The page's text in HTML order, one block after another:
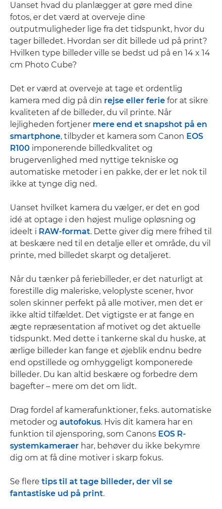
Uanset hvad du planlægger at gøre med dine
fotos, er det værd at overveje dine
outputmuligheder lige fra det tidspunkt, hvor du
tager billedet. Hvordan ser dit billede ud på print?
Hvilken type billeder ville se bedst ud på en 14 x 14
cm Photo Cube?
Det er værd at overveje at tage et ordentlig
kamera med dig på din rejse eller ferie for at sikre
kvaliteten af de billeder, du vil printe. Når
lejligheden fortjener mere end et snapshot på en
smartphone, tilbyder et kamera som Canon EOS
R100 imponerende billedkvalitet og
brugervenlighed med nyttige tekniske og
automatiske metoder i en pakke, der er let nok til
ikke at tynge dig ned.
Uanset hvilket kamera du vælger, er det en god
idé at optage i den højest mulige opløsning og
ideelt i RAW-format. Dette giver dig mere frihed til
at beskære ned til en detalje eller et område, du vil
printe, med billedet skarpt og detaljeret.
Når du tænker på feriebilleder, er det naturligt at
forestille dig maleriske, veloplyste scener, hvor
solen skinner perfekt på alle motiver, men det er
ikke altid tilfældet. Det vigtigste er at fange en
ægte repræsentation af motivet og det aktuelle
tidspunkt. Med dette i tankerne skal du huske, at
ærlige billeder kan fange et øjeblik endnu bedre
end opstillede og omhyggeligt komponerede
billeder. Du kan altid beskære og forbedre dem
bagefter – mere om det om lidt.
Drag fordel af kamerafunktioner, f.eks. automatiske
metoder og autofokus. Hvis dit kamera har en
funktion til øjensporing, som Canons EOS R-
systemkameraer har, behøver du ikke bekymre
dig om at få dine motiver i skarp fokus.
Se flere tips til at tage billeder, der vil se
fantastiske ud på print.